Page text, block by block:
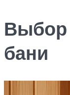
Выбор
бани